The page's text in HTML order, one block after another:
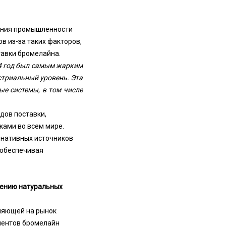
промышленности
из-за таких факторов,
бромелайна.
год был самым жарким
уровень. Эта
системы, в том числе
поставки,
во всем мире.
источников
натуральных
на рынок
бромелайн